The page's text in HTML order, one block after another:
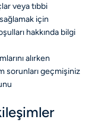
veya tıbbi
için
hakkında bilgi
alırken
sorunları geçmişiniz